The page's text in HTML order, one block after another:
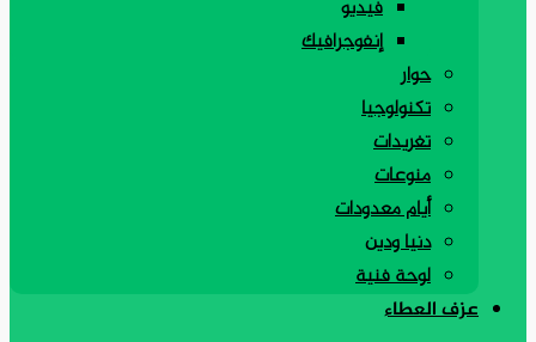
فيديو
إنفوجرافيك
حوار
تكنولوجيا
تغريدات
منوعات
أيام معدودات
دنيا ودين
لوحة فنية
عزف العطاء